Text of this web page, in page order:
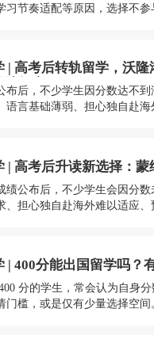
习节奏适配等原因，选择不
| 高考后转轨留学，沃隆
选择广！
布后，不少学生因分数达不
语言基础薄弱、担心独自赴海
| 高考后升读新选择：蒙
绩公布后，不少学生会因分数
、担心独自赴海外难以适应、
| 400分能出国留学吗？
学服务！
分的学生，常会认为自身
门槛，或是仅有少量选择空间